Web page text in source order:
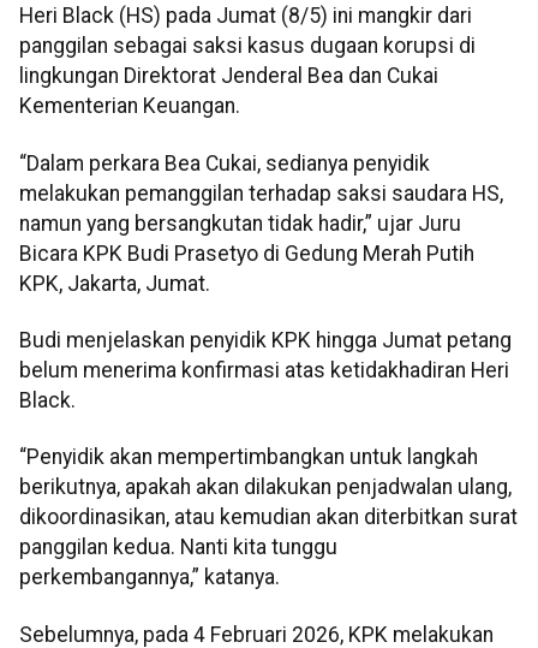
Heri Black (HS) pada Jumat (8/5) ini mangkir dari
panggilan sebagai saksi kasus dugaan korupsi di
lingkungan Direktorat Jenderal Bea dan Cukai
Kementerian Keuangan.
“Dalam perkara Bea Cukai, sedianya penyidik
melakukan pemanggilan terhadap saksi saudara HS,
namun yang bersangkutan tidak hadir,” ujar Juru
Bicara KPK Budi Prasetyo di Gedung Merah Putih
KPK, Jakarta, Jumat.
Budi menjelaskan penyidik KPK hingga Jumat petang
belum menerima konfirmasi atas ketidakhadiran Heri
Black.
“Penyidik akan mempertimbangkan untuk langkah
berikutnya, apakah akan dilakukan penjadwalan ulang,
dikoordinasikan, atau kemudian akan diterbitkan surat
panggilan kedua. Nanti kita tunggu
perkembangannya,” katanya.
Sebelumnya, pada 4 Februari 2026, KPK melakukan